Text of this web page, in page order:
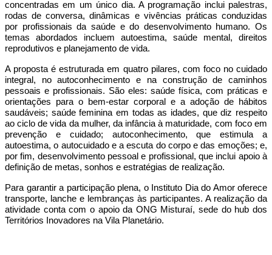
concentradas em um único dia. A programação inclui palestras,
rodas de conversa, dinâmicas e vivências práticas conduzidas
por profissionais da saúde e do desenvolvimento humano. Os
temas abordados incluem autoestima, saúde mental, direitos
reprodutivos e planejamento de vida.
A proposta é estruturada em quatro pilares, com foco no cuidado
integral, no autoconhecimento e na construção de caminhos
pessoais e profissionais. São eles: saúde física, com práticas e
orientações para o bem-estar corporal e a adoção de hábitos
saudáveis; saúde feminina em todas as idades, que diz respeito
ao ciclo de vida da mulher, da infância à maturidade, com foco em
prevenção e cuidado; autoconhecimento, que estimula a
autoestima, o autocuidado e a escuta do corpo e das emoções; e,
por fim, desenvolvimento pessoal e profissional, que inclui apoio à
definição de metas, sonhos e estratégias de realização.
Para garantir a participação plena, o Instituto Dia do Amor oferece
transporte, lanche e lembranças às participantes. A realização da
atividade conta com o apoio da ONG Misturaí, sede do hub dos
Territórios Inovadores na Vila Planetário.